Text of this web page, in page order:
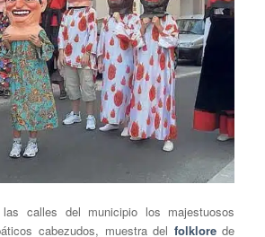
calles del municipio los majestuosos
cabezudos, muestra del folklorede